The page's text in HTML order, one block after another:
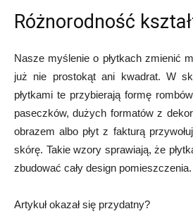
Różnorodność
Nasze myślenie o płytkach zmienić
już nie prostokąt ani kwadrat. W
płytkami te przybierają formę
paseczków, dużych formatów z
obrazem albo płyt z fakturą
skórę. Takie wzory sprawiają, że
zbudować cały design pomieszczenia.
Artykuł okazał się przydatny?